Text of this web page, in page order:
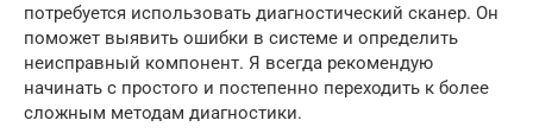
потребуется использовать диагностический сканер. Он
поможет выявить ошибки в системе и определить
неисправный компонент. Я всегда рекомендую
начинать с простого и постепенно переходить к более
сложным методам диагностики.